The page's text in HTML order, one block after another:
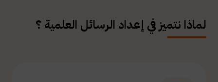
لماذا نتميز في إعداد الرسائل العلمية ؟